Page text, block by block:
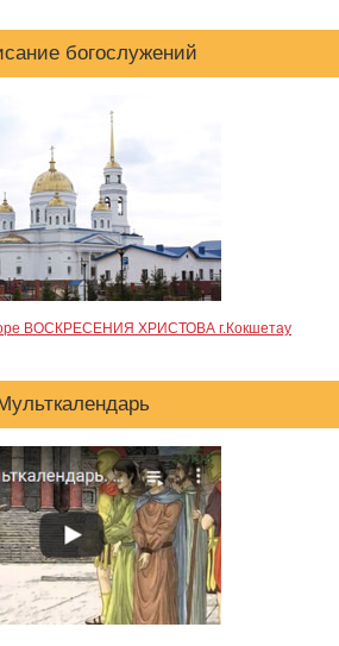
богослужений
ВОСКРЕСЕНИЯ ХРИСТОВА г.Кокшетау